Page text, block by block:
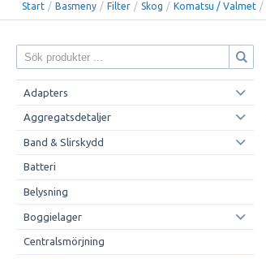
Start / Basmeny / Filter / Skog / Komatsu / Valmet /
Adapters
Aggregatsdetaljer
Band & Slirskydd
Batteri
Belysning
Boggielager
Centralsmörjning